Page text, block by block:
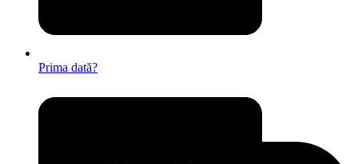
Prima dată?